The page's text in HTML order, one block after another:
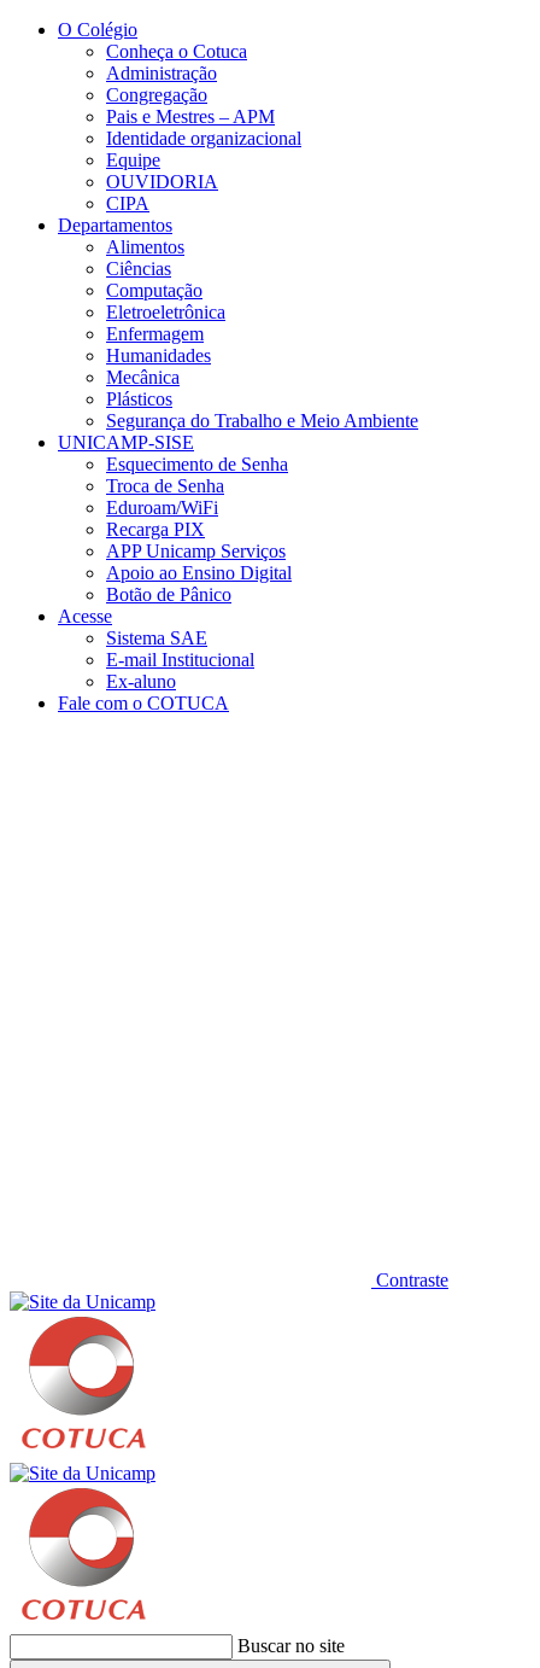
Conteúdo principal
O Colégio
Conheça o Cotuca
Administração
Congregação
Pais e Mestres – APM
Identidade organizacional
Equipe
OUVIDORIA
CIPA
Departamentos
Alimentos
Ciências
Computação
Eletroeletrônica
Enfermagem
Humanidades
Mecânica
Plásticos
Segurança do Trabalho e Meio Ambiente
UNICAMP-SISE
Esquecimento de Senha
Troca de Senha
Eduroam/WiFi
Recarga PIX
APP Unicamp Serviços
Apoio ao Ensino Digital
Botão de Pânico
Acesse
Sistema SAE
E-mail Institucional
Ex-aluno
Fale com o COTUCA
Contraste
Buscar no site